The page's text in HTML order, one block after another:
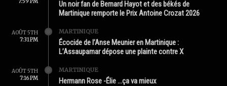
Un noir fan de Bernard Hayot et des békés de
Martinique remporte le Prix Antoine Crozat 2026
AOÛT 5TH
7:31 PM
MARTINIQUE
Écocide de l’Anse Meunier en Martinique :
L’Assaupamar dépose une plainte contre X
AOÛT 5TH
7:16 PM
MARTINIQUE
Hermann Rose -Élie …ça va mieux